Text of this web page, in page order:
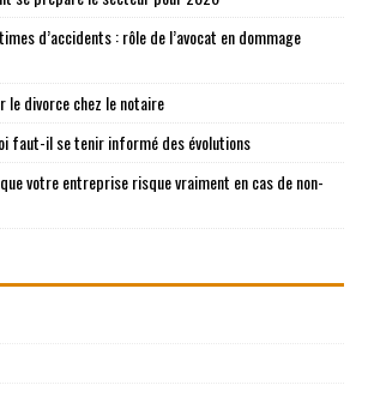
d’accidents : rôle de l’avocat en dommage
le divorce chez le notaire
faut-il se tenir informé des évolutions
votre entreprise risque vraiment en cas de non-